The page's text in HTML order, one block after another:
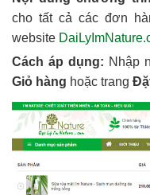
cho tất cả các đơn
website
Cách áp dụng: Nhập
Giỏ hàng hoặc trang